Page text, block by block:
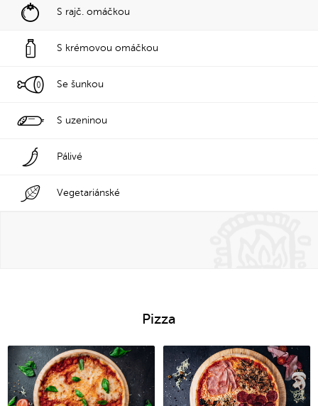
S rajč. omáčkou
S krémovou omáčkou
Se šunkou
S uzeninou
Pálivé
Vegetariánské
Pizza